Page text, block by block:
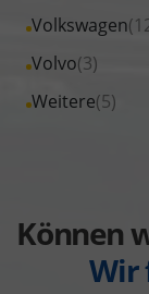
anzeigen
Suzuki
anzeigen
Fahrzeuge
Toyota
anzeigen
Volkswagen
Alle
Fahrzeuge
Volkswagen
Volvo(3)
Alle
Fahrzeuge
Weitere(5)
Alle
anzeigen
Können
Wir